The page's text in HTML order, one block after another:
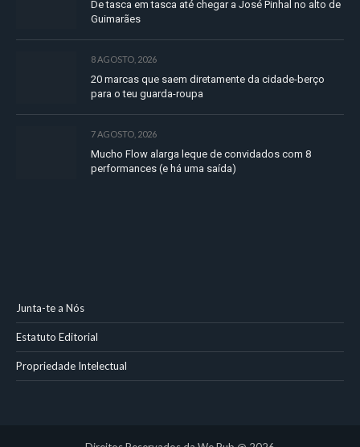
De tasca em tasca até chegar a José Pinhal no alto de
Guimarães
8 AGOSTO, 2026
20 marcas que saem diretamente da cidade-berço
para o teu guarda-roupa
7 AGOSTO, 2026
Mucho Flow alarga leque de convidados com 8
performances (e há uma saída)
Junta-te a Nós
Estatuto Editorial
Propriedade Intelectual